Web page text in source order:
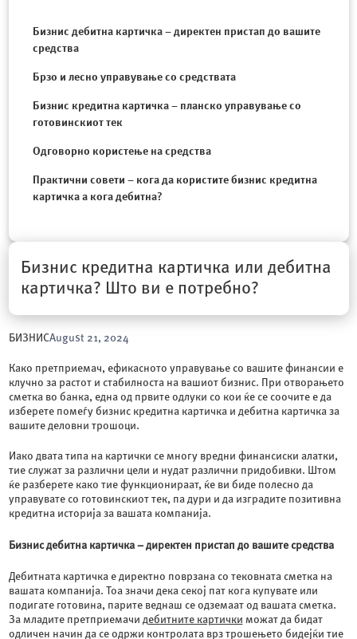
Бизнис дебитна картичка – директен пристап до вашите
средства
Брзо и лесно управување со средствата
Бизнис кредитна картичка – планско управување со
готовинскиот тек
Одговорно користење на средства
Практични совети – кога да користите бизнис кредитна
картичка а кога дебитна?
Бизнис кредитна картичка или дебитна
картичка? Што ви е потребно?
БИЗНИСAugust 21, 2024
Како претприемач, ефикасното управување со вашите финансии е
клучно за растот и стабилноста на вашиот бизнис. При отворањето
сметка во банка, една од првите одлуки со кои ќе се соочите е да
изберете помеѓу бизнис кредитна картичка и дебитна картичка за
вашите деловни трошоци.
Иако двата типа на картички се многу вредни финансиски алатки,
тие служат за различни цели и нудат различни придобивки. Штом
ќе разберете како тие функционираат, ќе ви биде полесно да
управувате со готовинскиот тек, па дури и да изградите позитивна
кредитна историја за вашата компанија.
Бизнис дебитна картичка – директен пристап до вашите средства
Дебитната картичка е директно поврзана со тековната сметка на
вашата компанија. Тоа значи дека секој пат кога купувате или
подигате готовина, парите веднаш се одземаат од вашата сметка.
За младите претприемачи дебитните картички можат да бидат
одличен начин да се одржи контролата врз трошењето бидејќи тие